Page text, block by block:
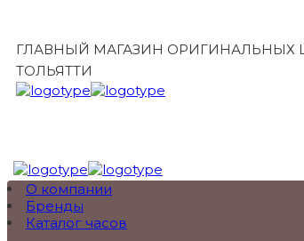
ГЛАВНЫЙ МАГАЗИН ОРИГИНАЛЬНЫХ
ТОЛЬЯТТИ
О компании
Бренды
Каталог часов